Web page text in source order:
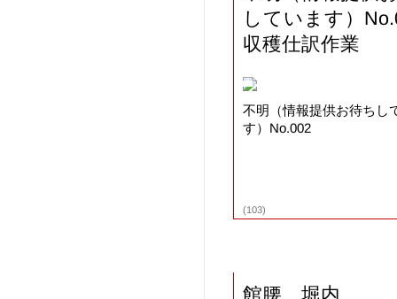
しています）
収穫仕訳作業
不明（情報提供お待ちし
す）No.002
(103)
館腰 堀内